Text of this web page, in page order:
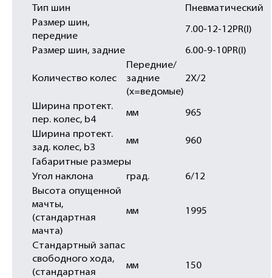
Тип шин
Пневматический
Размер шин,
передние
7.00-12-12PR(I)
Размер шин, задние 6.00-9-10PR(I)
Количество колес
Передние/
задние
(x=ведомые)
2Х/2
Ширина протект.
пер. колес, b4
мм 965
Ширина протект.
зад. колес, b3
мм 960
Габаритные размеры
Угол наклона
град.
6/12
Высота опущенной
мачты,
(стандартная
мачта)
мм 1995
Стандартный запас
свободного хода,
(стандартная
мм 150